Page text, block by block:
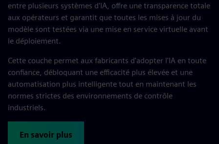
entre plusieurs systèmes d'IA, offre une transparence totale
aux opérateurs et garantit que toutes les mises à jour du
modèle sont testées via une mise en service virtuelle avant
le déploiement.
Cette couche permet aux fabricants d'adopter l'IA en toute
confiance, débloquant une efficacité plus élevée et une
automatisation plus intelligente tout en maintenant les
normes strictes des environnements de contrôle
industriels.
En savoir plus